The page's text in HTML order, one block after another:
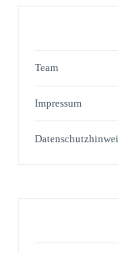
Team
Impressum